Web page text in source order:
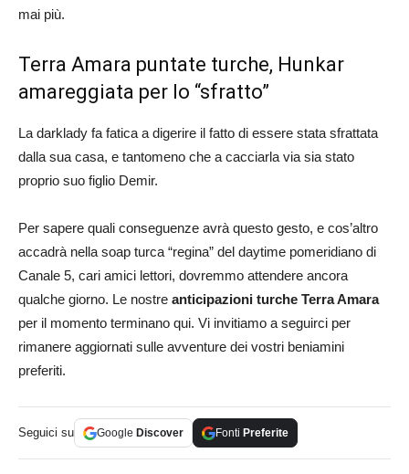
mai più.
Terra Amara puntate turche, Hunkar
amareggiata per lo “sfratto”
La darklady fa fatica a digerire il fatto di essere stata sfrattata
dalla sua casa, e tantomeno che a cacciarla via sia stato
proprio suo figlio Demir.
Per sapere quali conseguenze avrà questo gesto, e cos’altro
accadrà nella soap turca “regina” del daytime pomeridiano di
Canale 5, cari amici lettori, dovremmo attendere ancora
qualche giorno. Le nostre anticipazioni turche Terra Amara
per il momento terminano qui. Vi invitiamo a seguirci per
rimanere aggiornati sulle avventure dei vostri beniamini
preferiti.
Seguici su Google Discover Fonti Preferite